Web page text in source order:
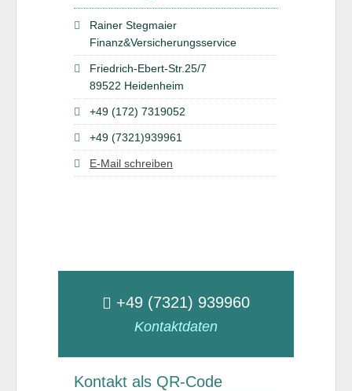
Rainer Stegmaier
Finanz&Versicherungsservice
Friedrich-Ebert-Str.25/7
89522 Heidenheim
+49 (172) 7319052
+49 (7321)939961
E-Mail schreiben
+49 (7321) 939960
Kontaktdaten
Kontakt als QR-Code